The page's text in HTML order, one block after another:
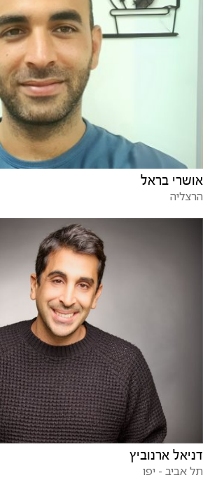
אושרי בראל
הרצליה
דניאל ארנוביץ
תל אביב - יפו